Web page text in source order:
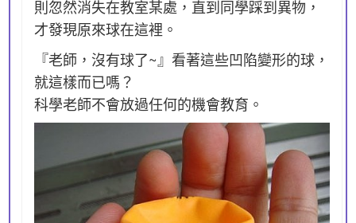
則忽然消失在教室某處，直到同學踩到異物，
才發現原來球在這裡。
『老師，沒有球了~』看著這些凹陷變形的球，
就這樣而已嗎？
科學老師不會放過任何的機會教育。